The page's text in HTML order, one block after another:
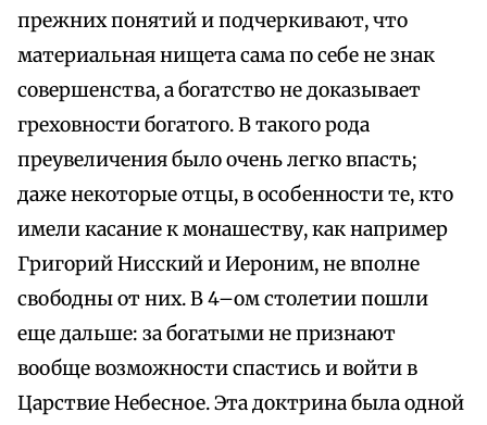
прежних понятий и подчеркивают, что
материальная нищета сама по себе не знак
совершенства, а богатство не доказывает
греховности богатого. В такого рода
преувеличения было очень легко впасть;
даже некоторые отцы, в особенности те, кто
имели касание к монашеству, как например
Григорий Нисский и Иероним, не вполне
свободны от них. В 4–ом столетии пошли
еще дальше: за богатыми не признают
вообще возможности спастись и войти в
Царствие Небесное. Эта доктрина была одной